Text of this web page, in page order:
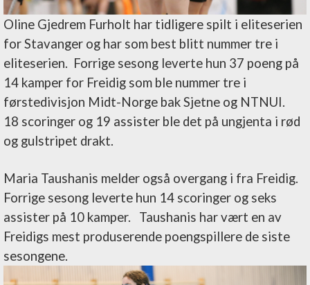
Oline Gjedrem Furholt har tidligere spilt i eliteserien
for Stavanger og har som best blitt nummer tre i
eliteserien. Forrige sesong leverte hun 37 poeng på
14 kamper for Freidig som ble nummer tre i
førstedivisjon Midt-Norge bak Sjetne og NTNUI.
18 scoringer og 19 assister ble det på ungjenta i rød
og gulstripet drakt.
Maria Taushanis melder også overgang i fra Freidig.
Forrige sesong leverte hun 14 scoringer og seks
assister på 10 kamper. Taushanis har vært en av
Freidigs mest produserende poengspillere de siste
sesongene.